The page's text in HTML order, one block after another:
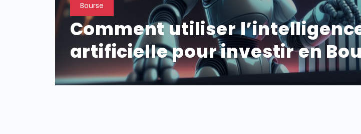
Bourse
Comment utiliser
artificielle pour investir en